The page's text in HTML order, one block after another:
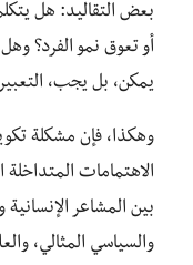
بعض التقاليد: هل
أو تعوق نمو الفرد؟
يمكن، بل يجب،
وهكذا، فإن مشكلة
الاهتمامات المتداخلة
بين المشاعر الإنسانية
والسياسي المثالي،